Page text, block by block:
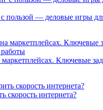
пользой — деловые игры
маркетплейсах. Ключевые
скорость интернета?